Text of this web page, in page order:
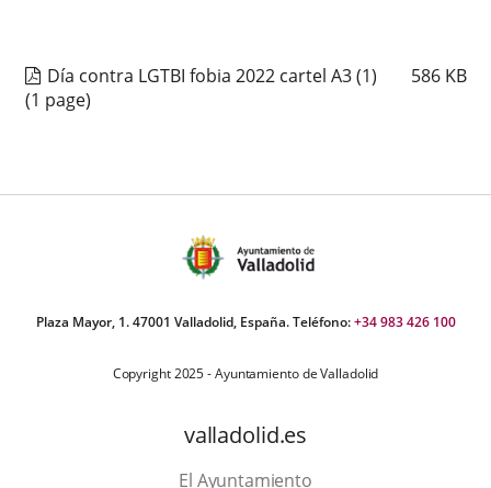
Día contra LGTBI fobia 2022 cartel A3 (1) 586 KB
(1 page)
Plaza Mayor, 1. 47001 Valladolid, España. Teléfono:+34 983 426 100
Copyright 2025 - Ayuntamiento de Valladolid
valladolid.es
El Ayuntamiento